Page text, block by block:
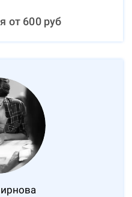
от 600руб